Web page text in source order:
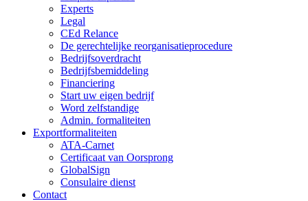
Experts
Legal
CEd Relance
De gerechtelijke reorganisatieprocedure
Bedrijfsoverdracht
Bedrijfsbemiddeling
Financiering
Start uw eigen bedrijf
Word zelfstandige
Admin. formaliteiten
Exportformaliteiten
ATA-Carnet
Certificaat van Oorsprong
GlobalSign
Consulaire dienst
Contact